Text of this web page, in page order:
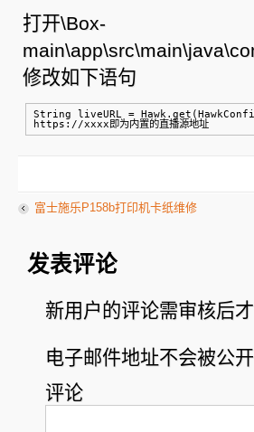
打开\Box-
修改如下语句
String liveURL =
https://xxxx即为内置的直播源地址
富士施乐P158b打印机卡纸维修
发表评论
新用户的评论需审核后
电子邮件地址不会被公开
评论